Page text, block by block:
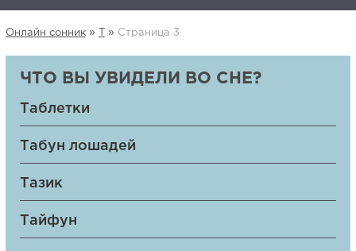
Онлайн сонник» » Страница 3
ЧТО ВЫ УВИДЕЛИ ВО СНЕ?
Таблетки
Табун лошадей
Тазик
Тайфун